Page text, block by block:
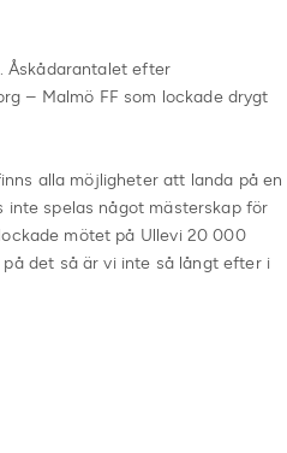
Åskådarantalet efter
– Malmö FF som lockade drygt
alla möjligheter att landa på en
inte spelas något mästerskap för
mötet på Ullevi 20 000
det så är vi inte så långt efter i